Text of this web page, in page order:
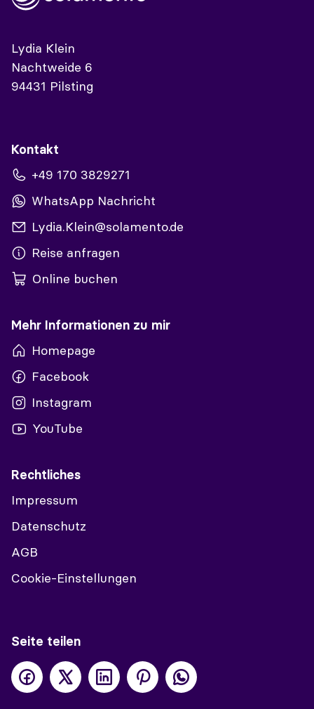
Lydia Klein
Nachtweide 6
94431 Pilsting
Kontakt
+49 170 3829271
WhatsApp Nachricht
Lydia.Klein@solamento.de
Reise anfragen
Online buchen
Mehr Informationen zu mir
Homepage
Facebook
Instagram
YouTube
Rechtliches
Impressum
Datenschutz
AGB
Cookie-Einstellungen
Seite teilen